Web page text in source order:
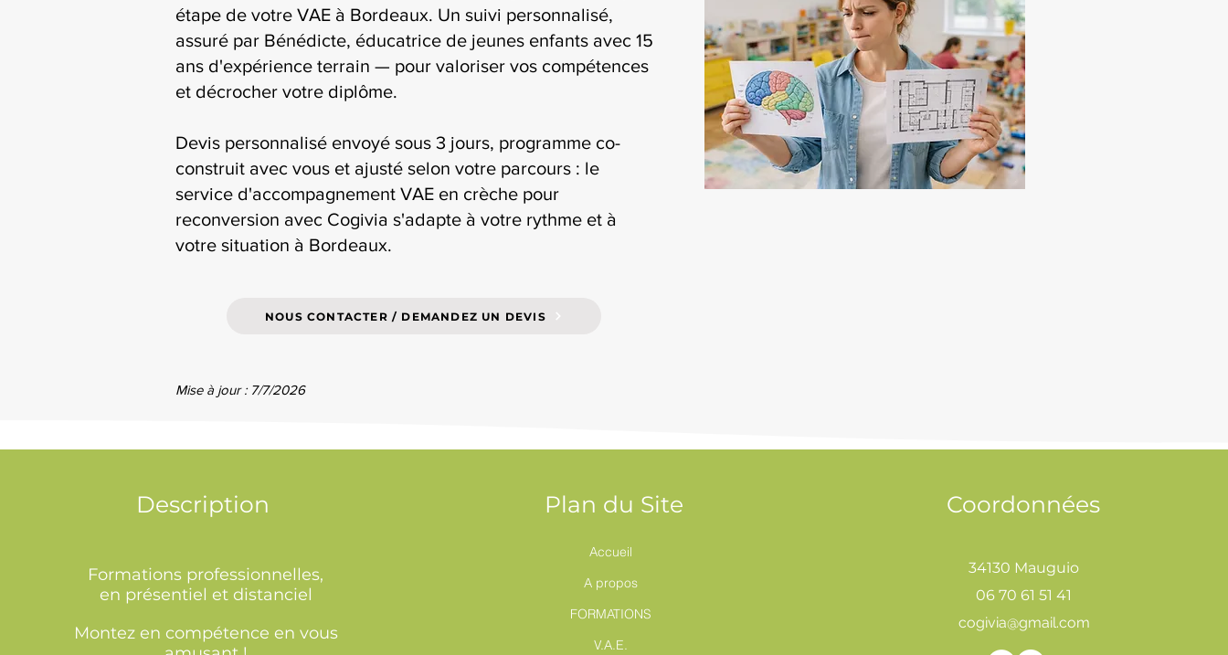
étape de votre VAE à Bordeaux. Un suivi personnalisé,
assuré par Bénédicte, éducatrice de jeunes enfants avec 15
ans d'expérience terrain — pour valoriser vos compétences
et décrocher votre diplôme.
Devis personnalisé envoyé sous 3 jours, programme co-
construit avec vous et ajusté selon votre parcours : le
service d'accompagnement VAE en crèche pour
reconversion avec Cogivia s'adapte à votre rythme et à
votre situation à Bordeaux.
NOUS CONTACTER / DEMANDEZ UN DEVIS
Mise à jour : 7/7/2026
Description
Formations professionnelles,
en présentiel et distanciel
Montez en compétence en vous
Plan du Site
Accueil
A propos
FORMATIONS
V.A.E.
Coordonnées
34130 Mauguio
06 70 61 51 41
cogivia@gmail.com